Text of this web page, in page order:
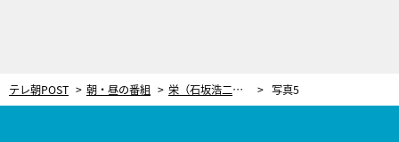
テレ朝POST 朝・昼の番組 栄（石坂浩二）、“芸能界のドン”の死に立ち会う【『やすらぎの郷』第25週おさらい】 写真5